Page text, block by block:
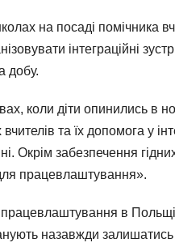
на посаді помічника
інтеграційні
добу.
діти опинились в
та їх допомога у
Окрім забезпечення
працевлаштування».
працевлаштування в
назавжди